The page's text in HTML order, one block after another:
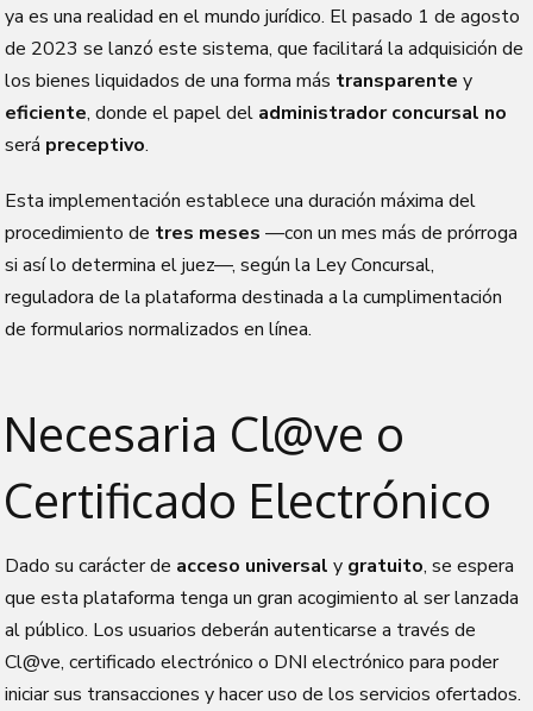
ya es una realidad en el mundo jurídico. El pasado 1 de agosto
de 2023 se lanzó este sistema, que facilitará la adquisición de
los bienes liquidados de una forma más transparente y
eficiente, donde el papel del administrador concursal no
será preceptivo.
Esta implementación establece una duración máxima del
procedimiento de tres meses—con un mes más de prórroga
si así lo determina el juez—, según la Ley Concursal,
reguladora de la plataforma destinada a la cumplimentación
de formularios normalizados en línea.
Necesaria Cl@ve o
Certificado Electrónico
Dado su carácter de acceso universal y gratuito, se espera
que esta plataforma tenga un gran acogimiento al ser lanzada
al público. Los usuarios deberán autenticarse a través de
Cl@ve, certificado electrónico o DNI electrónico para poder
iniciar sus transacciones y hacer uso de los servicios ofertados.